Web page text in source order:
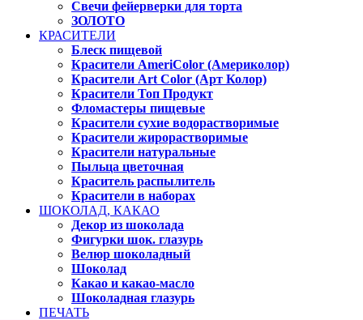
Свечи фейерверки для торта
ЗОЛОТО
КРАСИТЕЛИ
Блеск пищевой
Красители AmeriColor (Америколор)
Красители Art Color (Арт Колор)
Красители Топ Продукт
Фломастеры пищевые
Красители сухие водорастворимые
Красители жирорастворимые
Красители натуральные
Пыльца цветочная
Краситель распылитель
Красители в наборах
ШОКОЛАД, КАКАО
Декор из шоколада
Фигурки шок. глазурь
Велюр шоколадный
Шоколад
Какао и какао-масло
Шоколадная глазурь
ПЕЧАТЬ